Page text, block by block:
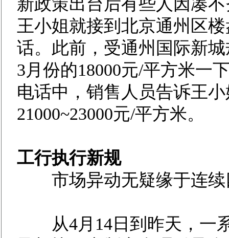
新政策出台后有些人因凑
王小姐就接到北京通州区
话。此前，受通州国际新
3月份的18000元/平方米一
电话中，销售人员告诉王
21000~23000元/平方米。
工行执行新规
市场异动无疑缘于连续
从4月14日到昨天，一